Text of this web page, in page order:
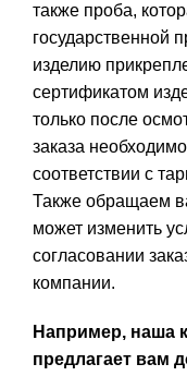
также проба,
государственной
изделию
сертификатом
только после
заказа
соответствии с
Также обращаем
может изменить
согласовании
компании.
Например, наша
предлагает вам